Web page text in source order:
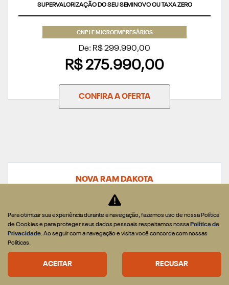
SUPERVALORIZAÇÃO DO SEU SEMINOVO OU TAXA ZERO
CNPJ E MICROEMPRESÁRIOS
De: R$ 299.990,00
R$ 275.990,00
CONFIRA A OFERTA
NOVA RAM DAKOTA
DAKOTA WARLOCK 2.2 DIESEL 2026
Para otimizar sua experiência durante a navegação, fazemos uso de nossa Política
de Cookies e para proteger seus dados pessoais respeitamos nossa Política de
Privacidade. Ao seguir com a navegação e visita você concorda com nossas
Políticas.
ACEITAR RECUSAR